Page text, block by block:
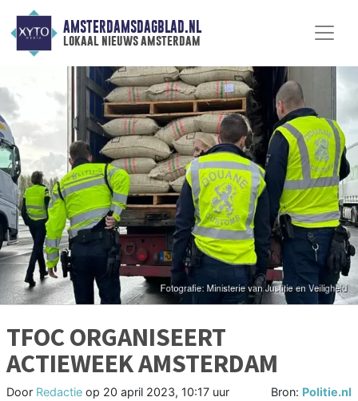
AMSTERDAMSDAGBLAD.NL
lokaal nieuws amsterdam
TFOC ORGANISEERT
ACTIEWEEK AMSTERDAM
Door Redactie op 20 april 2023, 10:17 uur Bron: Politie.nl